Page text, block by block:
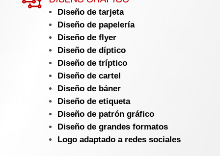
Diseño de tarjeta
Diseño de papelería
Diseño de flyer
Diseño de díptico
Diseño de tríptico
Diseño de cartel
Diseño de báner
Diseño de etiqueta
Diseño de patrón gráfico
Diseño de grandes formatos
Logo adaptado a redes sociales